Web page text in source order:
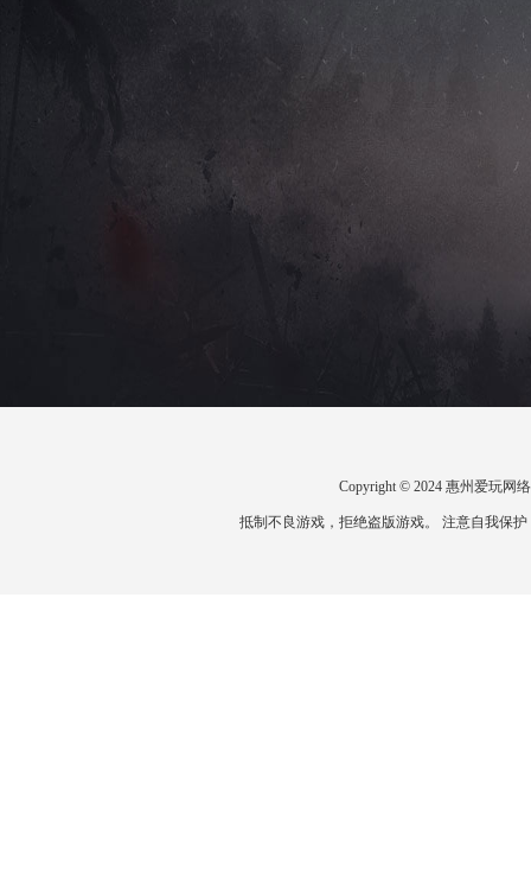
Copyright © 2024 惠州爱玩网
抵制不良游戏，拒绝盗版游戏。 注意自我保